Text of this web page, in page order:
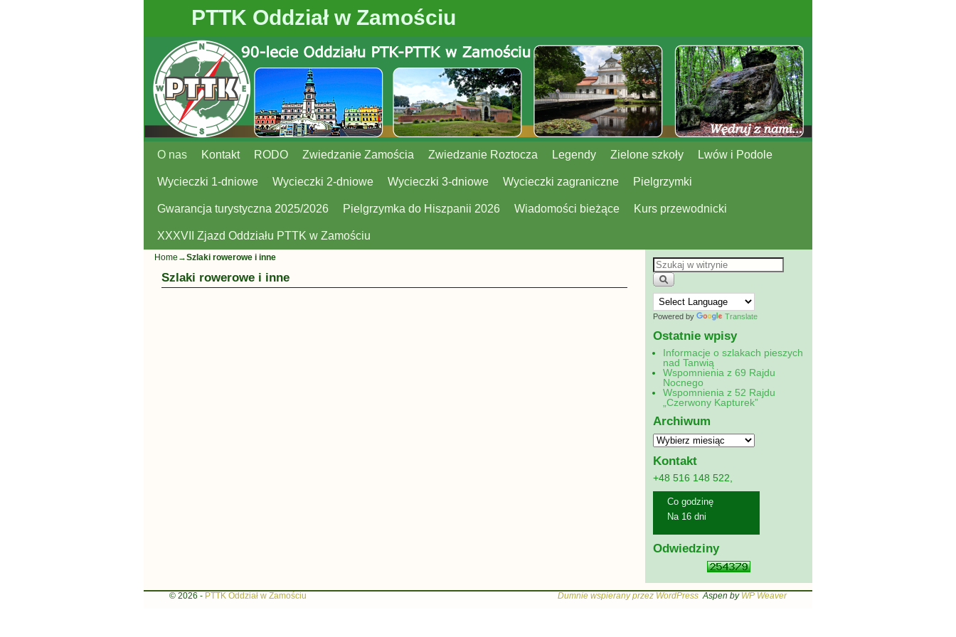
PTTK Oddział w Zamościu
Przejdź do głównej treści
Przejdź do
O nas Kontakt RODO Zwiedzanie Zamościa Zwiedzanie Roztocza Legendy Zielone szkoły Lwów i Podole
Wycieczki 1-dniowe Wycieczki 2-dniowe Wycieczki 3-dniowe Wycieczki zagraniczne Pielgrzymki
Gwarancja turystyczna 2025/2026 Pielgrzymka do Hiszpanii 2026 Wiadomości bieżące Kurs przewodnicki
XXXVII Zjazd Oddziału PTTK w Zamościu
Home →Szlaki rowerowe i inne
Szlaki rowerowe i inne
Powered by Translate
Ostatnie wpisy
Informacje o szlakach pieszych
nad Tanwią
Wspomnienia z 69 Rajdu
Nocnego
Wspomnienia z 52 Rajdu
„Czerwony Kapturek”
Archiwum
Kontakt
+48 516 148 522,
Co godzinę
Na 16 dni
Odwiedziny
© 2026 - PTTK Oddział w Zamościu Dumnie wspierany przez WordPress Aspen by WP Weaver